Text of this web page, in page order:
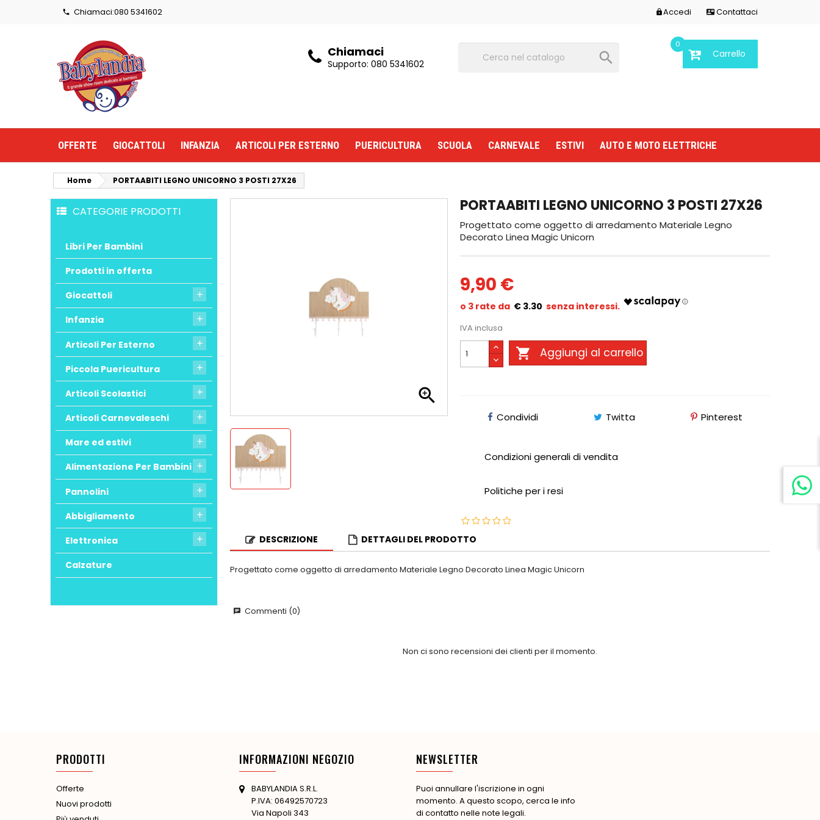
 Chiamaci:080 5341602 Accedi  Contattaci
Chiamaci
Supporto:080 5341602  Carrello
0
OFFERTE GIOCATTOLI INFANZIA ARTICOLI PER ESTERNO PUERICULTURA SCUOLA CARNEVALE ESTIVI AUTO E MOTO ELETTRICHE
Home PORTAABITI LEGNO UNICORNO 3 POSTI 27X26
CATEGORIE PRODOTTI
Libri Per Bambini
Prodotti in offerta
Giocattoli 
Infanzia 
Articoli Per Esterno 
Piccola Puericultura 
Articoli Scolastici 
Articoli Carnevaleschi 
Mare ed estivi 
Alimentazione Per Bambini 
Pannolini 
Abbigliamento 
Elettronica 
Calzature

PORTAABITI LEGNO UNICORNO 3 POSTI 27X26
Progettato come oggetto di arredamento Materiale Legno
Decorato Linea Magic Unicorn
9,90 €
€ 3.30
IVA inclusa
 Aggiungi al carrello
Condividi Twitta Pinterest
Condizioni generali di vendita
Politiche per i resi
DESCRIZIONE DETTAGLI DEL PRODOTTO
Progettato come oggetto di arredamento Materiale Legno Decorato Linea Magic Unicorn
chat Commenti (0)
Non ci sono recensioni dei clienti per il momento.
PRODOTTI
Offerte
Nuovi prodotti
INFORMAZIONI NEGOZIO
BABYLANDIA S.R.L.
P.IVA: 06492570723
Via Napoli 343
NEWSLETTER
Puoi annullare l'iscrizione in ogni
momento. A questo scopo, cerca le info
di contatto nelle note legali.